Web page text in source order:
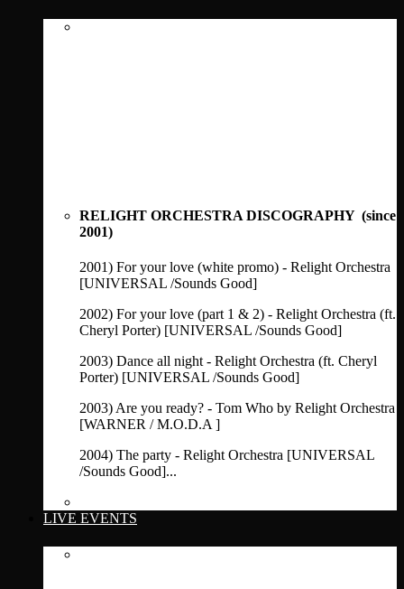
RELIGHT ORCHESTRA DISCOGRAPHY (since
2001)
2001) For your love (white promo) - Relight Orchestra
[UNIVERSAL /Sounds Good]
2002) For your love (part 1 & 2) - Relight Orchestra (ft.
Cheryl Porter) [UNIVERSAL /Sounds Good]
2003) Dance all night - Relight Orchestra (ft. Cheryl
Porter) [UNIVERSAL /Sounds Good]
2003) Are you ready? - Tom Who by Relight Orchestra
[WARNER / M.O.D.A ]
2004) The party - Relight Orchestra [UNIVERSAL
/Sounds Good]...
LIVE EVENTS